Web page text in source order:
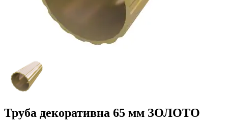
Труба декоративна 65 мм ЗОЛОТО